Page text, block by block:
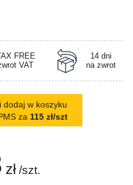
FREE
VAT
14 dni
na zwrot
dodaj w koszyku
za 115 zł/szt
zł /szt.